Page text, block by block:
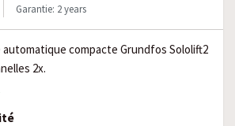
Garantie: 2 years
compacte Grundfos Sololift2
2x.